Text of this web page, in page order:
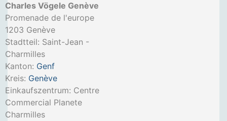
Charles Vögele Genève
Promenade de l'europe
1203 Genève
Stadtteil: Saint-Jean -
Charmilles
Kanton: Genf
Kreis: Genève
Einkaufszentrum: Centre
Commercial Planete
Charmilles